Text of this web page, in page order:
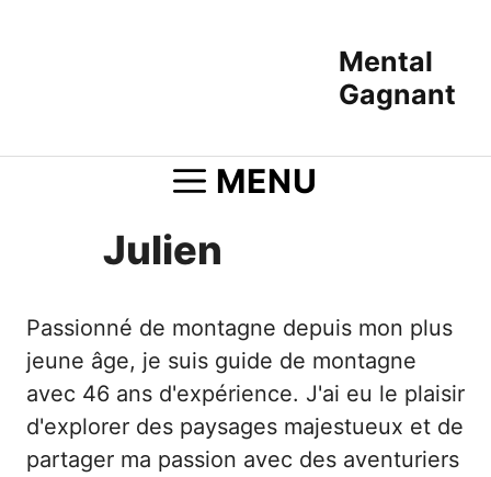
Mental
Gagnant
MENU
Julien
Passionné de montagne depuis mon plus
jeune âge, je suis guide de montagne
avec 46 ans d'expérience. J'ai eu le plaisir
d'explorer des paysages majestueux et de
partager ma passion avec des aventuriers